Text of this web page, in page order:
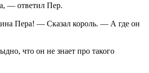
— ответил Пер.
Пера! — Сказал король. — А где он
что он не знает про такого